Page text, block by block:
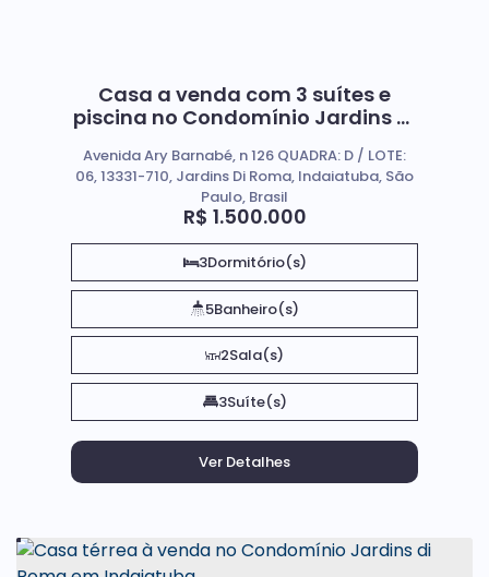
Casa a venda com 3 suítes e
piscina no Condomínio Jardins Di
R$ 1.500.000
Avenida Ary Barnabé, n 126 QUADRA: D / LOTE:
06, 13331-710, Jardins Di Roma, Indaiatuba, São
Paulo, Brasil
3Dormitório(s)
5Banheiro(s)
2Sala(s)
3Suíte(s)